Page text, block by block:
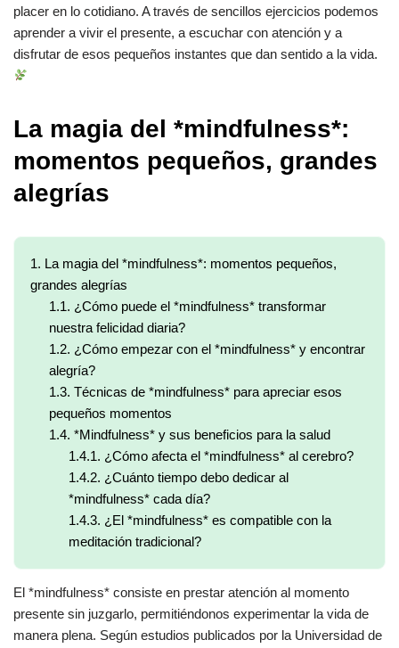
placer en lo cotidiano. A través de sencillos ejercicios podemos
aprender a vivir el presente, a escuchar con atención y a
disfrutar de esos pequeños instantes que dan sentido a la vida.
La magia del *mindfulness*:
momentos pequeños, grandes
alegrías
1. La magia del *mindfulness*: momentos pequeños,
grandes alegrías
1.1. ¿Cómo puede el *mindfulness* transformar
nuestra felicidad diaria?
1.2. ¿Cómo empezar con el *mindfulness* y encontrar
alegría?
1.3. Técnicas de *mindfulness* para apreciar esos
pequeños momentos
1.4. *Mindfulness* y sus beneficios para la salud
1.4.1. ¿Cómo afecta el *mindfulness* al cerebro?
1.4.2. ¿Cuánto tiempo debo dedicar al
*mindfulness* cada día?
1.4.3. ¿El *mindfulness* es compatible con la
meditación tradicional?
El *mindfulness* consiste en prestar atención al momento
presente sin juzgarlo, permitiéndonos experimentar la vida de
manera plena. Según estudios publicados por la Universidad de